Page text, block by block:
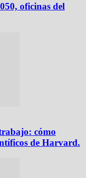
oficinas del
cómo
de Harvard.